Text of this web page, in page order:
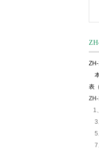
表
1
3
5
7